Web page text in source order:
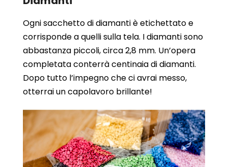
Ogni sacchetto di diamanti è etichettato e
corrisponde a quelli sulla tela. I diamanti sono
abbastanza piccoli, circa 2,8 mm. Un’opera
completata conterrà centinaia di diamanti.
Dopo tutto l’impegno che ci avrai messo,
otterrai un capolavoro brillante!